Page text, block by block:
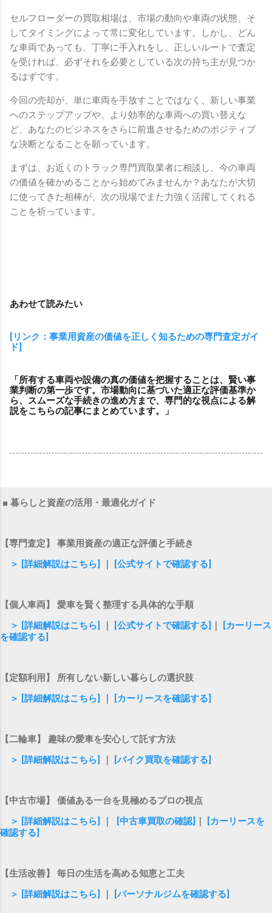
セルフローダーの買取相場は、市場の動向や車両の状態、そ
してタイミングによって常に変化しています。しかし、どん
な車両であっても、丁寧に手入れをし、正しいルートで査定
を受ければ、必ずそれを必要としている次の持ち主が見つか
るはずです。
今回の売却が、単に車両を手放すことではなく、新しい事業
へのステップアップや、より効率的な車両への買い替えな
ど、あなたのビジネスをさらに前進させるためのポジティブ
な決断となることを願っています。
まずは、お近くのトラック専門買取業者に相談し、今の車両
の価値を確かめることから始めてみませんか？あなたが大切
に使ってきた相棒が、次の現場でまた力強く活躍してくれる
ことを祈っています。
あわせて読みたい
[リンク：事業用資産の価値を正しく知るための専門査定ガイ
ド]
「所有する車両や設備の真の価値を把握することは、賢い事
業判断の第一歩です。市場動向に基づいた適正な評価基準か
ら、スムーズな手続きの進め方まで、専門的な視点による解
説をこちらの記事にまとめています。」
■ 暮らしと資産の活用・最適化ガイド
【専門査定】 事業用資産の適正な評価と手続き
＞ [詳細解説はこちら]
[公式サイトで確認する]
【個人車両】 愛車を賢く整理する具体的な手順
＞ [詳細解説はこちら]
[公式サイトで確認する]
[カーリース
を確認する]
【定額利用】 所有しない新しい暮らしの選択肢
＞ [詳細解説はこちら]
[カーリースを確認する]
【二輪車】 趣味の愛車を安心して託す方法
＞ [詳細解説はこちら]
[バイク買取を確認する]
【中古市場】 価値ある一台を見極めるプロの視点
＞ [詳細解説はこちら]
[中古車買取の確認]
[カーリースを
確認する]
【生活改善】 毎日の生活を高める知恵と工夫
＞ [詳細解説はこちら]
[パーソナルジムを確認する]